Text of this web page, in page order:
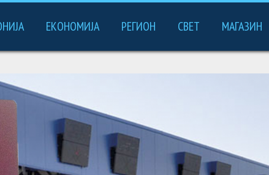
ЕКОНОМИЈА РЕГИОН СВЕТ МАГАЗИН